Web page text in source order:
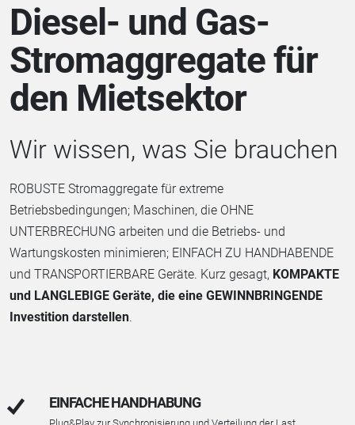
Diesel- und Gas-
Stromaggregate für
den Mietsektor
Wir wissen, was Sie brauchen
ROBUSTE Stromaggregate für extreme
Betriebsbedingungen; Maschinen, die OHNE
UNTERBRECHUNG arbeiten und die Betriebs- und
Wartungskosten minimieren; EINFACH ZU HANDHABENDE
und TRANSPORTIERBARE Geräte. Kurz gesagt, KOMPAKTE
und LANGLEBIGE Geräte, die eine GEWINNBRINGENDE
Investition darstellen.
EINFACHE HANDHABUNG